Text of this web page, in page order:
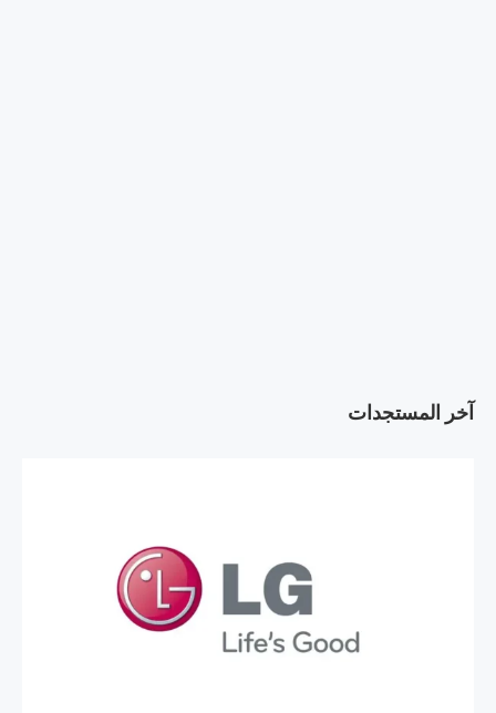
آخر المستجدات